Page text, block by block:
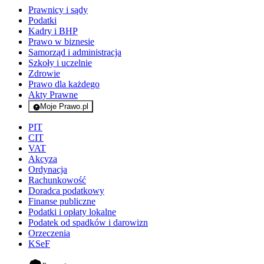
Prawnicy i sądy
Podatki
Kadry i BHP
Prawo w biznesie
Samorząd i administracja
Szkoły i uczelnie
Zdrowie
Prawo dla każdego
Akty Prawne
Moje Prawo.pl
- rejestracja i logowanie do serwisu
PIT
CIT
VAT
Akcyza
Ordynacja
Rachunkowość
Doradca podatkowy
Finanse publiczne
Podatki i opłaty lokalne
Podatek od spadków i darowizn
Orzeczenia
KSeF